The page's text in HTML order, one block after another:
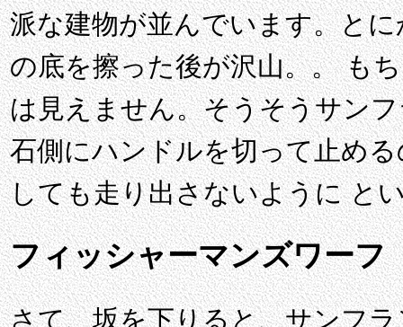
派な建物が並んでいます。と
の底を擦った後が沢山。。 も
は見えません。そうそうサン
石側にハンドルを切って止め
しても走り出さないように と
フィッシャーマンズワーフ
さて、坂を下りると、サンフ